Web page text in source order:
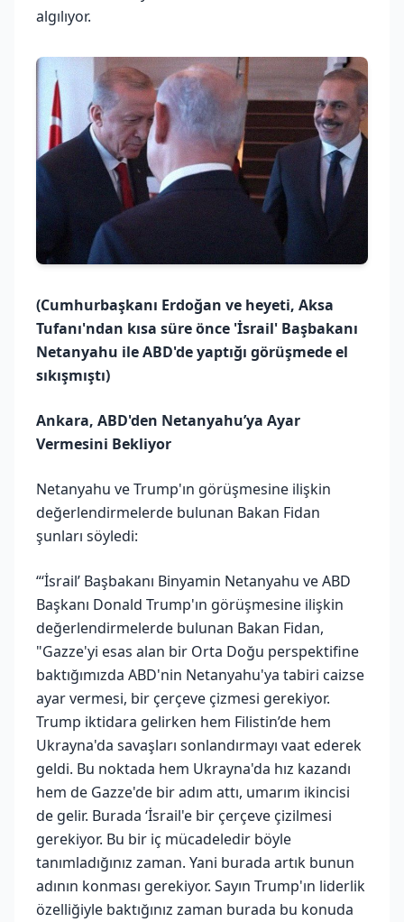
algılıyor.
(Cumhurbaşkanı Erdoğan ve heyeti, Aksa
Tufanı'ndan kısa süre önce 'İsrail' Başbakanı
Netanyahu ile ABD'de yaptığı görüşmede el
sıkışmıştı)
Ankara, ABD'den Netanyahu’ya Ayar
Vermesini Bekliyor
Netanyahu ve Trump'ın görüşmesine ilişkin
değerlendirmelerde bulunan Bakan Fidan
şunları söyledi:
“‘İsrail’ Başbakanı Binyamin Netanyahu ve ABD
Başkanı Donald Trump'ın görüşmesine ilişkin
değerlendirmelerde bulunan Bakan Fidan,
"Gazze'yi esas alan bir Orta Doğu perspektifine
baktığımızda ABD'nin Netanyahu'ya tabiri caizse
ayar vermesi, bir çerçeve çizmesi gerekiyor.
Trump iktidara gelirken hem Filistin’de hem
Ukrayna'da savaşları sonlandırmayı vaat ederek
geldi. Bu noktada hem Ukrayna'da hız kazandı
hem de Gazze'de bir adım attı, umarım ikincisi
de gelir. Burada ‘İsrail'e bir çerçeve çizilmesi
gerekiyor. Bu bir iç mücadeledir böyle
tanımladığınız zaman. Yani burada artık bunun
adının konması gerekiyor. Sayın Trump'ın liderlik
özelliğiyle baktığınız zaman burada bu konuda